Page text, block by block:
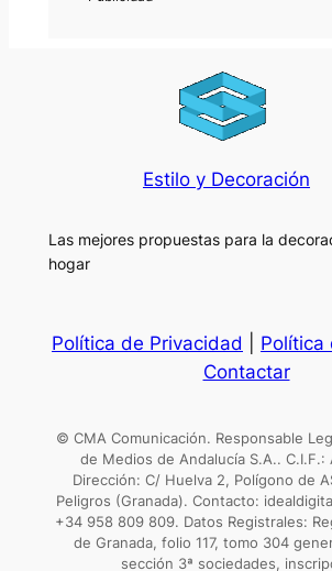
Estilo y Decoración
Las mejores propuestas para la
hogar
Política de Privacidad Política
Contactar
© CMA Comunicación. Responsable
de Medios de Andalucía S.A.. C.I.F.:
Dirección: C/ Huelva 2, Polígono de
Peligros (Granada). Contacto:
+34 958 809 809. Datos Registrales:
de Granada, folio 117, tomo 304
sección 3ª sociedades,